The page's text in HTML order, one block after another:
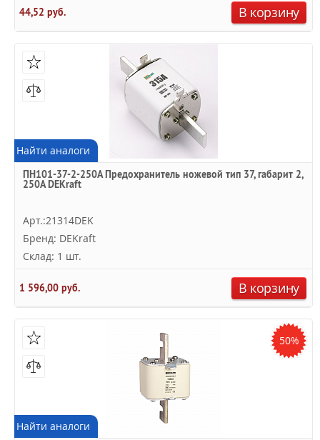
44,52 руб. В корзину
Найти аналоги
ПН101-37-2-250A Предохранитель ножевой тип 37, габарит 2,
250А DEKraft
Арт.:21314DEK
Бренд: DEKraft
Склад: 1 шт.
1 596,00 руб. В корзину
50%
Найти аналоги